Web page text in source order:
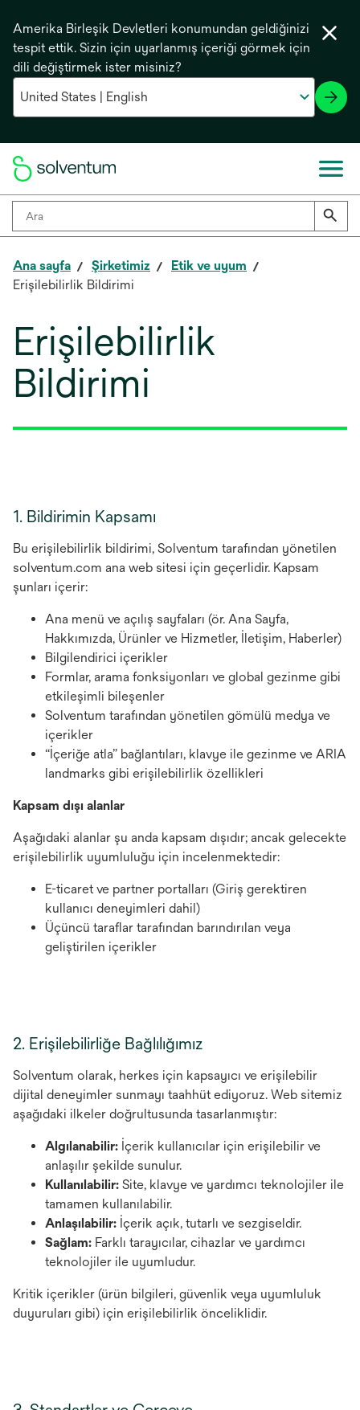
Amerika Birleşik Devletleri konumundan geldiğinizi
tespit ettik. Sizin için uyarlanmış içeriği görmek için
dili değiştirmek ister misiniz?
Ana sayfa Şirketimiz
Etik ve uyum
Erişilebilirlik Bildirimi
Erişilebilirlik
Bildirimi
1. Bildirimin Kapsamı
Bu erişilebilirlik bildirimi, Solventum tarafından yönetilen
solventum.com ana web sitesi için geçerlidir. Kapsam
şunları içerir:
Ana menü ve açılış sayfaları (ör. Ana Sayfa,
Hakkımızda, Ürünler ve Hizmetler, İletişim, Haberler)
Bilgilendirici içerikler
Formlar, arama fonksiyonları ve global gezinme gibi
etkileşimli bileşenler
Solventum tarafından yönetilen gömülü medya ve
içerikler
“İçeriğe atla” bağlantıları, klavye ile gezinme ve ARIA
landmarks gibi erişilebilirlik özellikleri
Kapsam dışı alanlar
Aşağıdaki alanlar şu anda kapsam dışıdır; ancak gelecekte
erişilebilirlik uyumluluğu için incelenmektedir:
E-ticaret ve partner portalları (Giriş gerektiren
kullanıcı deneyimleri dahil)
Üçüncü taraflar tarafından barındırılan veya
geliştirilen içerikler
2. Erişilebilirliğe Bağlılığımız
Solventum olarak, herkes için kapsayıcı ve erişilebilir
dijital deneyimler sunmayı taahhüt ediyoruz. Web sitemiz
aşağıdaki ilkeler doğrultusunda tasarlanmıştır:
Algılanabilir: İçerik kullanıcılar için erişilebilir ve
anlaşılır şekilde sunulur.
Kullanılabilir: Site, klavye ve yardımcı teknolojiler ile
tamamen kullanılabilir.
Anlaşılabilir: İçerik açık, tutarlı ve sezgiseldir.
Sağlam: Farklı tarayıcılar, cihazlar ve yardımcı
teknolojiler ile uyumludur.
Kritik içerikler (ürün bilgileri, güvenlik veya uyumluluk
duyuruları gibi) için erişilebilirlik önceliklidir.